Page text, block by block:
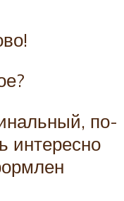
по-
интересно